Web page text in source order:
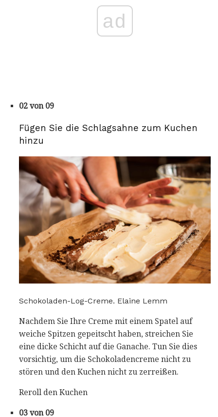
ad
02 von 09
Fügen Sie die Schlagsahne zum Kuchen
hinzu
Schokoladen-Log-Creme. Elaine Lemm
Nachdem Sie Ihre Creme mit einem Spatel auf
weiche Spitzen gepeitscht haben, streichen Sie
eine dicke Schicht auf die Ganache. Tun Sie dies
vorsichtig, um die Schokoladencreme nicht zu
stören und den Kuchen nicht zu zerreißen.
Reroll den Kuchen
03 von 09